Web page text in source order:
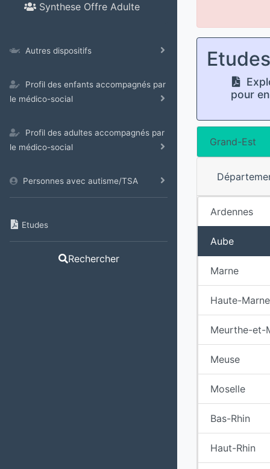
Synthese Offre Adulte
Autres dispositifs
Profil des enfants accompagnés par
le médico-social
Profil des adultes accompagnés par
le médico-social
Personnes avec autisme/TSA
Etudes
Rechercher
Etudes
pour
Grand-Est
Ardennes
Aube
Marne
Haute-Marne
Meurthe-et-
Meuse
Moselle
Bas-Rhin
Haut-Rhin